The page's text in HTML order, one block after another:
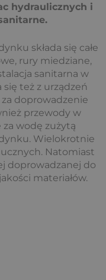
hydraulicznych i
składa się całe
rury miedziane,
sanitarna w
też z urządzeń
doprowadzenie
przewody w
wodę zużytą
Wielokrotnie
Natomiast
doprowadzanej do
materiałów.